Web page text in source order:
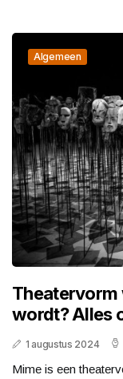
Algemeen
Theatervorm
wordt? Alles
1 augustus 2024
Mime is een